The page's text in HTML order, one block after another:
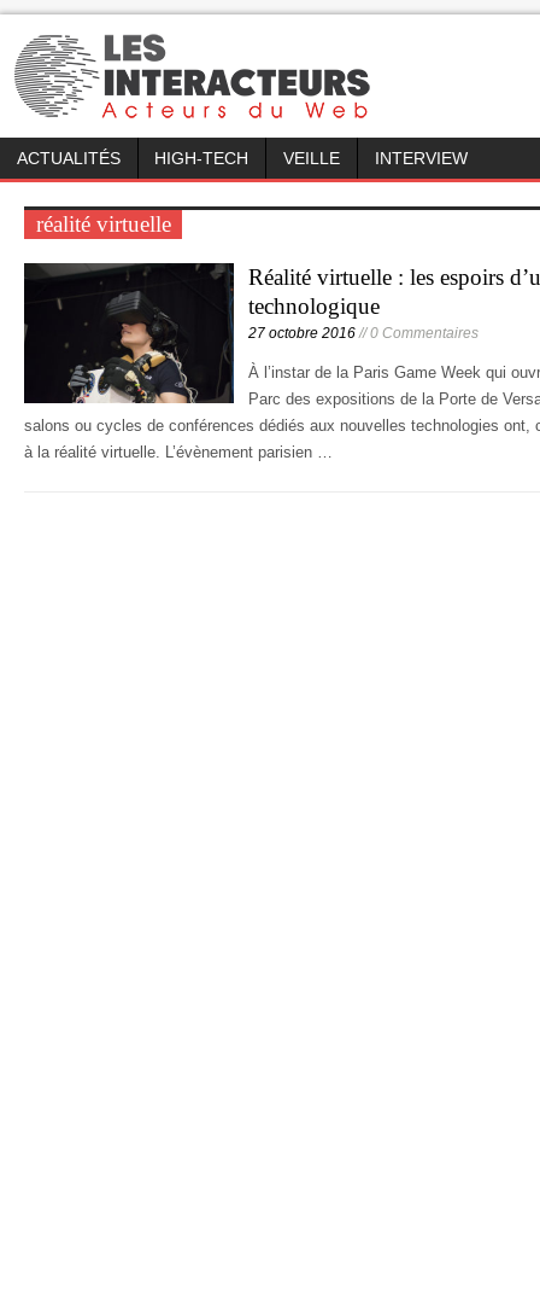
ACTUALITÉS HIGH-TECH VEILLE INTERVIEW
réalité virtuelle
Réalité virtuelle : les espoirs
technologique
27 octobre 2016// 0 Commentaires
À l’instar de la Paris Game Week qui
Parc des expositions de la Porte de
salons ou cycles de conférences dédiés aux nouvelles technologies ont,
à la réalité virtuelle. L’évènement parisien …